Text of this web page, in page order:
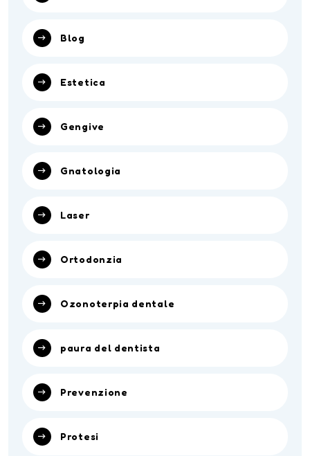
Blog
Estetica
Gengive
Gnatologia
Laser
Ortodonzia
Ozonoterpia dentale
paura del dentista
Prevenzione
Protesi